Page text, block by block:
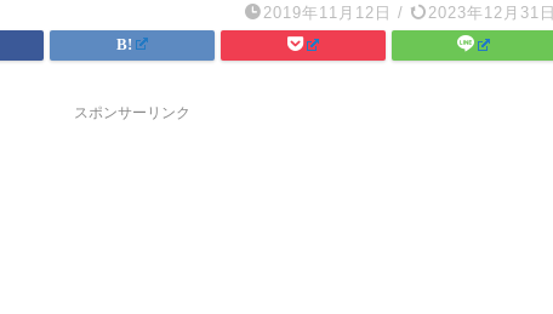
2019年11月12日 / 2023年12月31日
スポンサーリンク